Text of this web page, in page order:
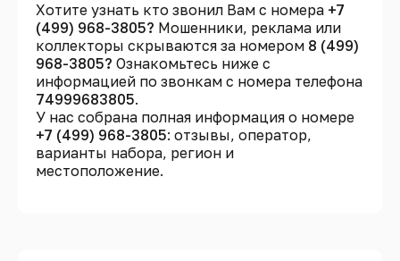
Хотите узнать кто звонил Вам с номера +7
(499) 968-3805? Мошенники, реклама или
коллекторы скрываются за номером 8 (499)
968-3805? Ознакомьтесь ниже с
информацией по звонкам с номера телефона
74999683805.
У нас собрана полная информация о номере
+7 (499) 968-3805: отзывы, оператор,
варианты набора, регион и
местоположение.